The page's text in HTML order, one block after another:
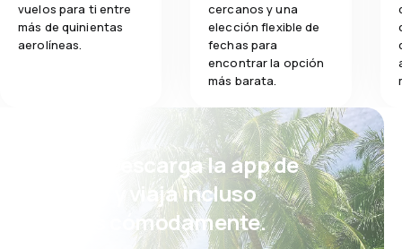
vuelos para ti entre
más de quinientas
aerolíneas.
cercanos y una
elección flexible de
fechas para
encontrar la opción
más barata.
¡Eh! Descarga la app de
eSky y viaja incluso
más cómodamente.